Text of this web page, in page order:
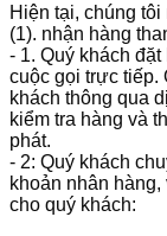
Hiện tại, chúng
(1). nhận hàng
- 1. Quý khách
cuộc gọi trực tiếp.
khách thông qua
kiểm tra hàng và
phát.
- 2: Quý khách
khoản nhân
cho quý khách: